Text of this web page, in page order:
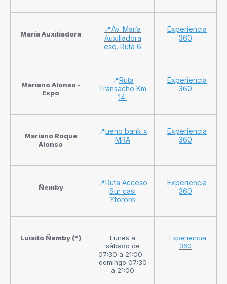
María Auxiliadora
📍Av. María
Auxiliadora
esq. Ruta 6
Experiencia
360
Mariano Alonso -
Expo
📍Ruta
Transacho Km
14
Experiencia
360
Mariano Roque
Alonso
📍ueno bank x
MRA
Experiencia
360
Ñemby
📍Ruta Acceso
Sur casi
Ytororo
Experiencia
360
Luisito Ñemby (*)
Lunes a
sábado de
07:30 a 21:00 -
domingo 07:30
a 21:00
Experiencia
360